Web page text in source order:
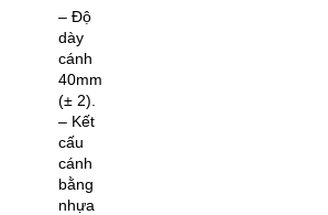
– Độ
dày
cánh
40mm
(± 2).
– Kết
cấu
cánh
bằng
nhựa